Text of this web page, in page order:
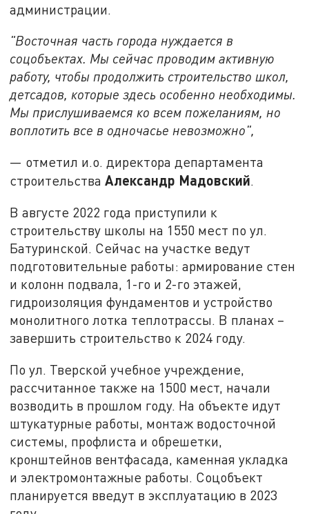
администрации.
"Восточная часть города нуждается в
соцобъектах. Мы сейчас проводим активную
работу, чтобы продолжить строительство школ,
детсадов, которые здесь особенно необходимы.
Мы прислушиваемся ко всем пожеланиям, но
воплотить все в одночасье невозможно",
— отметил и.о. директора департамента
строительстваАлександр Мадовский.
В августе 2022 года приступили к
строительству школы на 1550 мест по ул.
Батуринской. Сейчас на участке ведут
подготовительные работы: армирование стен
и колонн подвала, 1-го и 2-го этажей,
гидроизоляция фундаментов и устройство
монолитного лотка теплотрассы. В планах –
завершить строительство к 2024 году.
По ул. Тверской учебное учреждение,
рассчитанное также на 1500 мест, начали
возводить в прошлом году. На объекте идут
штукатурные работы, монтаж водосточной
системы, профлиста и обрешетки,
кронштейнов вентфасада, каменная укладка
и электромонтажные работы. Соцобъект
планируется введут в эксплуатацию в 2023